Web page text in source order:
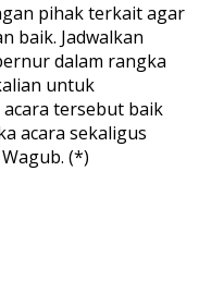
pihak terkait agar
baik. Jadwalkan
dalam rangka
untuk
tersebut baik
acara sekaligus
(*)